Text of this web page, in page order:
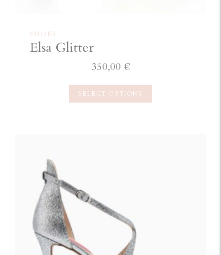
SHOES
Elsa Glitter
350,00 €
SELECT OPTIONS